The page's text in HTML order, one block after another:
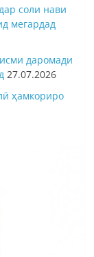
соли нави
мегардад
даромади
27.07.2026
ҳамкориро